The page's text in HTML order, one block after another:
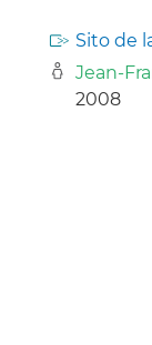
Sito de
Jean-
2008